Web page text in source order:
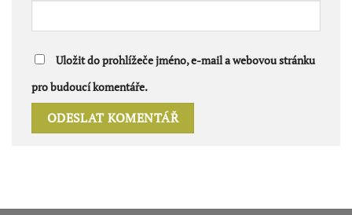
Uložit do prohlížeče jméno, e-mail a webovou stránku
pro budoucí komentáře.